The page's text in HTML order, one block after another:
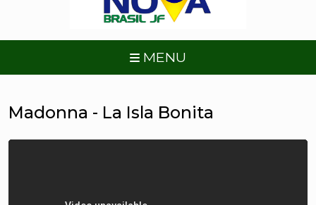
MENU
Madonna - La Isla Bonita